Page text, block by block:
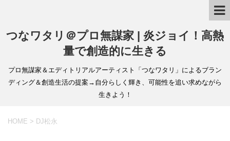
つなワタリ＠プロ無謀家 | 炎ジョイ！高熱
量で創造的に生きる
プロ無謀家＆エディトリアルアーティスト「つなワタリ」によるブラン
ディング＆創造生活の提案→自分らしく輝き、可能性を追い求めながら
生きよう！
HOME > DJ松永